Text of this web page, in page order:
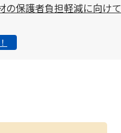
保護者負担軽減に向け